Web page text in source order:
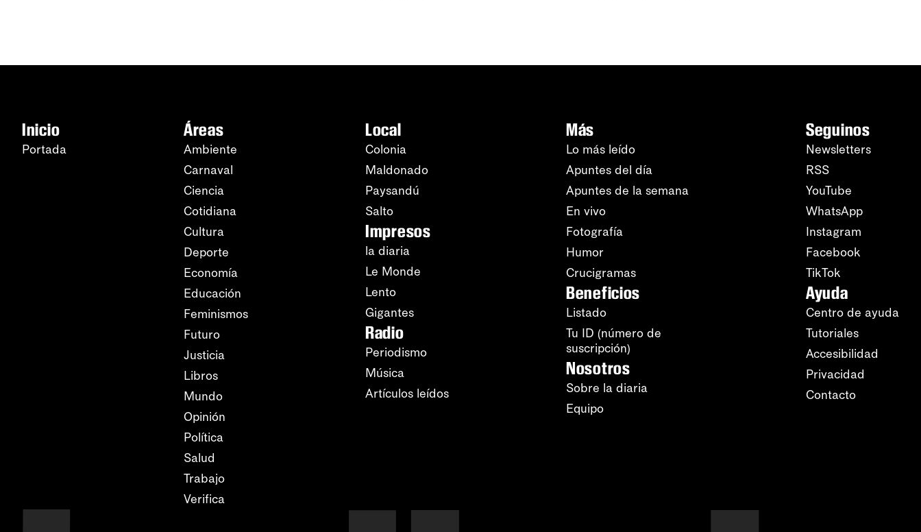
Inicio
Portada
Áreas
Ambiente
Carnaval
Ciencia
Cotidiana
Cultura
Deporte
Economía
Educación
Feminismos
Futuro
Justicia
Libros
Mundo
Opinión
Política
Salud
Trabajo
Verifica
Local
Colonia
Maldonado
Paysandú
Salto
Impresos
la diaria
Le Monde
Lento
Gigantes
Radio
Periodismo
Música
Artículos leídos
Más
Lo más leído
Apuntes del día
Apuntes de la semana
En vivo
Fotografía
Humor
Crucigramas
Beneficios
Listado
Tu ID (número de
suscripción)
Nosotros
Sobre la diaria
Equipo
Seguinos
Newsletters
RSS
YouTube
WhatsApp
Instagram
Facebook
TikTok
Ayuda
Centro de ayuda
Tutoriales
Accesibilidad
Privacidad
Contacto